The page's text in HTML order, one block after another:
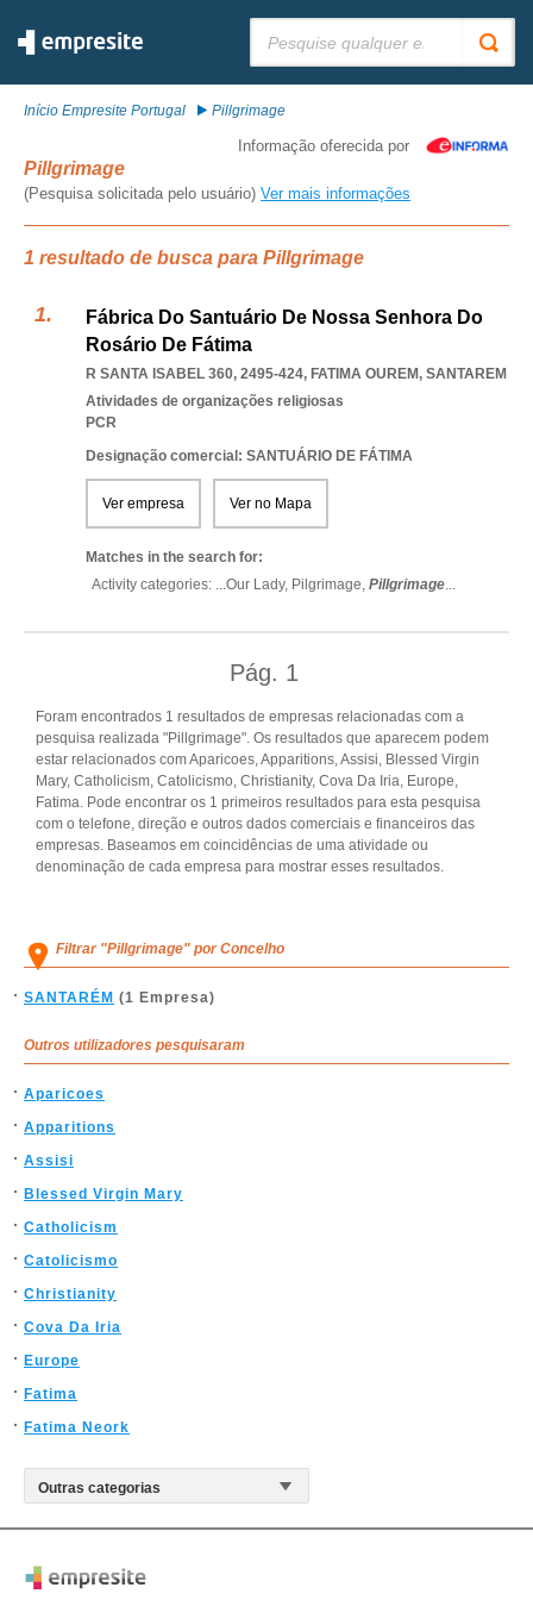
Início Empresite Portugal Pillgrimage
Informação oferecida por
Pillgrimage
(Pesquisa solicitada pelo usuário) Ver mais informações
1 resultado de busca para Pillgrimage
Fábrica Do Santuário De Nossa Senhora Do
Rosário De Fátima
R SANTA ISABEL 360, 2495-424, FATIMA OUREM, SANTAREM
Atividades de organizações religiosas
PCR
Designação comercial: SANTUÁRIO DE FÁTIMA
Ver empresa Ver no Mapa
Matches in the search for:
Activity categories: ...Our Lady, Pilgrimage, Pillgrimage...
Pág. 1
Foram encontrados 1 resultados de empresas relacionadas com a
pesquisa realizada "Pillgrimage". Os resultados que aparecem podem
estar relacionados com Aparicoes, Apparitions, Assisi, Blessed Virgin
Mary, Catholicism, Catolicismo, Christianity, Cova Da Iria, Europe,
Fatima. Pode encontrar os 1 primeiros resultados para esta pesquisa
com o telefone, direção e outros dados comerciais e financeiros das
empresas. Baseamos em coincidências de uma atividade ou
denominação de cada empresa para mostrar esses resultados.
Filtrar "Pillgrimage" por Concelho
SANTARÉM (1 Empresa)
Outros utilizadores pesquisaram
Aparicoes
Apparitions
Assisi
Blessed Virgin Mary
Catholicism
Catolicismo
Christianity
Cova Da Iria
Europe
Fatima
Fatima Neork